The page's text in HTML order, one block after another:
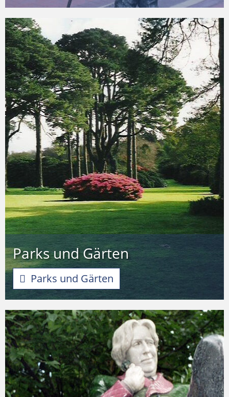
Parks und Gärten
Parks und Gärten